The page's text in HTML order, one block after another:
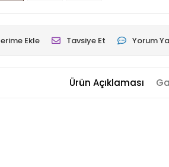
Ekle Tavsiye Et Yorum
Ürün Açıklaması